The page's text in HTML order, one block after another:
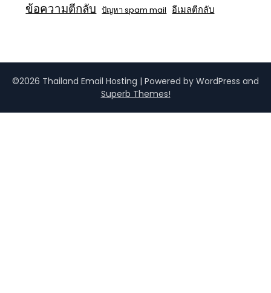
ข้อความตีกลับ ปัญหา spam mail อีเมลตีกลับ
©2026 Thailand Email Hosting | Powered by WordPress and
Superb Themes!